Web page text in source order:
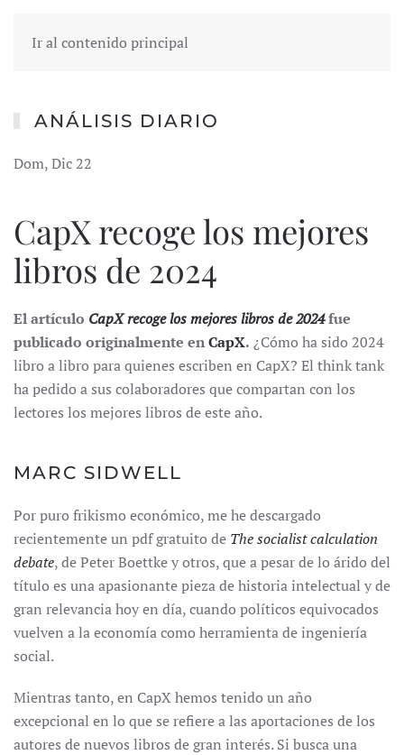
Ir al contenido principal
ANÁLISIS DIARIO
Dom, Dic 22
CapX recoge los mejores
libros de 2024
El artículo CapX recoge los mejores libros de 2024fue
publicado originalmente enCapX. ¿Cómo ha sido 2024
libro a libro para quienes escriben en CapX? El think tank
ha pedido a sus colaboradores que compartan con los
lectores los mejores libros de este año.
MARC SIDWELL
Por puro frikismo económico, me he descargado
recientemente un pdf gratuito de The socialist calculation
debate, de Peter Boettke y otros, que a pesar de lo árido del
título es una apasionante pieza de historia intelectual y de
gran relevancia hoy en día, cuando políticos equivocados
vuelven a la economía como herramienta de ingeniería
social.
Mientras tanto, en CapX hemos tenido un año
excepcional en lo que se refiere a las aportaciones de los
autores de nuevos libros de gran interés. Si busca una